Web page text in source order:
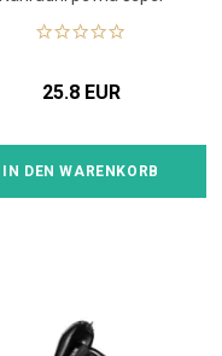
25.8 EUR
IN DEN WARENKORB